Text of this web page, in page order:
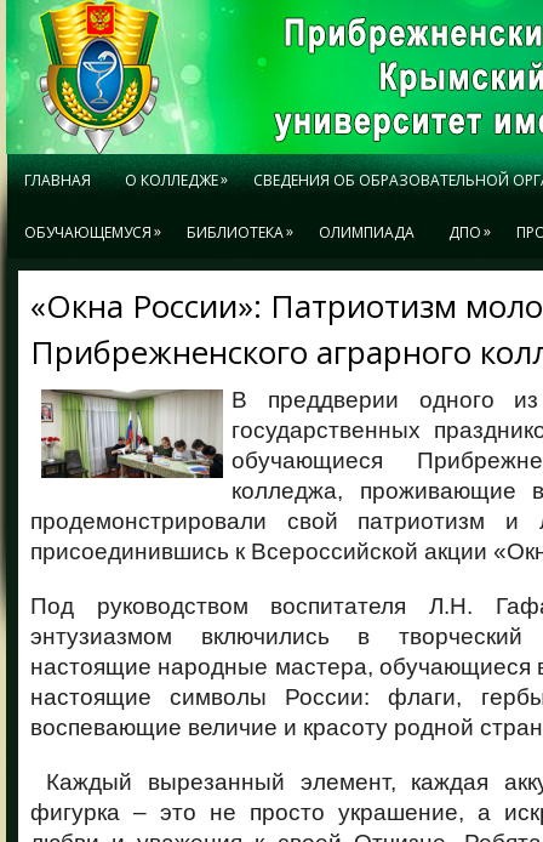
ГЛАВНАЯ О КОЛЛЕДЖЕ» СВЕДЕНИЯ ОБ ОБРАЗОВАТЕЛЬНОЙ
ОБУЧАЮЩЕМУСЯ» БИБЛИОТЕКА» ОЛИМПИАДА ДПО»
«Окна России»: Патриотизм
Прибрежненского аграрного
В преддверии одного
государственных
обучающиеся
колледжа,
продемонстрировали свой патриотизм
присоединившись к Всероссийской акции
Под руководством воспитателя Л.Н.
энтузиазмом включились в
настоящие народные мастера, обучающиеся
настоящие символы России: флаги,
воспевающие величие и красоту родной
Каждый вырезанный элемент, каждая
фигурка – это не просто украшение, а